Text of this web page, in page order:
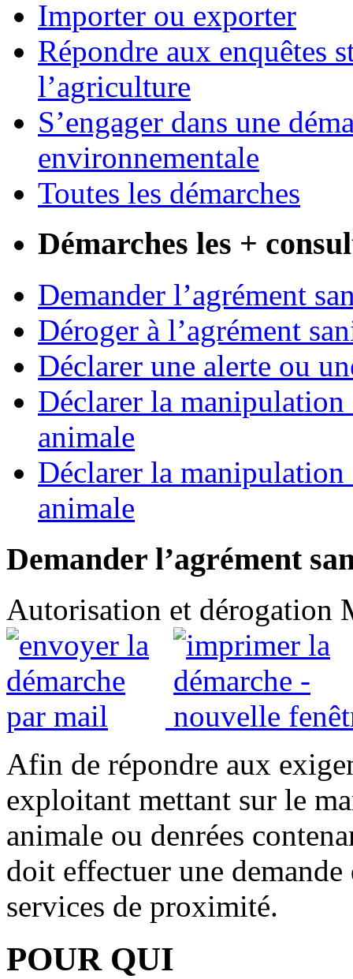
Importer ou exporter
Répondre aux enquêtes
l’agriculture
S’engager dans une
environnementale
Toutes les démarches
Démarches les +
Demander l’agrément
Déroger à l’agrément
Déclarer une alerte ou
Déclarer la manipulation
animale
Déclarer la manipulation
animale
Demander l’agrément
Autorisation et dérogation
Afin de répondre aux
exploitant mettant sur le
animale ou denrées
doit effectuer une demande
services de proximité.
POUR QUI